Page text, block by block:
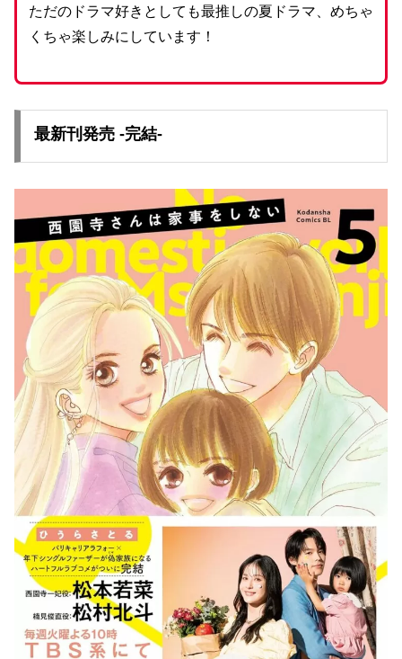
ただのドラマ好きとしても最推しの夏ドラマ、めちゃ
くちゃ楽しみにしています！
最新刊発売 -完結-